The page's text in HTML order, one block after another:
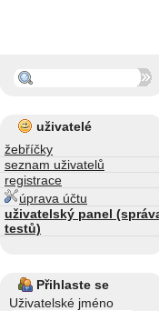
uživatelé
žebříčky
seznam uživatelů
registrace
úprava účtu
uživatelský panel
testů)
Přihlaste se
Uživatelské jméno